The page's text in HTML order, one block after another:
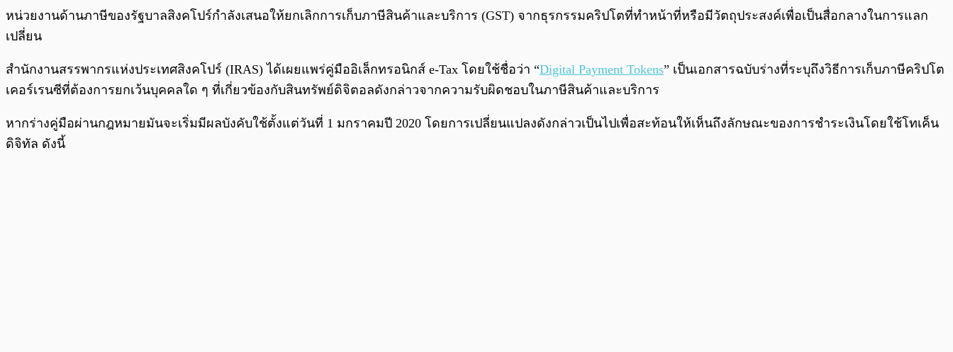
พร้อมเล่น 0:00/
หน่วยงานด้านภาษีของรัฐบาลสิงคโปร์กำลังเสนอให้ยกเลิกการเก็บภาษีสินค้าและบริการ (GST) จากธุรกรรมคริปโตที่ทำหน้าที่หรือมีวัตถุประสงค์เพื่อเป็นสื่อกลางในการแลก
เปลี่ยน
สำนักงานสรรพากรแห่งประเทศสิงคโปร์ (IRAS) ได้เผยแพร่คู่มืออิเล็กทรอนิกส์ e-Tax โดยใช้ชื่อว่า “Digital Payment Tokens” เป็นเอกสารฉบับร่างที่ระบุถึงวิธีการเก็บภาษีคริปโต
เคอร์เรนซีที่ต้องการยกเว้นบุคคลใด ๆ ที่เกี่ยวข้องกับสินทรัพย์ดิจิตอลดังกล่าวจากความรับผิดชอบในภาษีสินค้าและบริการ
หากร่างคู่มือผ่านกฎหมายมันจะเริ่มมีผลบังคับใช้ตั้งแต่วันที่ 1 มกราคมปี 2020 โดยการเปลี่ยนแปลงดังกล่าวเป็นไปเพื่อสะท้อนให้เห็นถึงลักษณะของการชำระเงินโดยใช้โทเค็น
ดิจิทัล ดังนี้